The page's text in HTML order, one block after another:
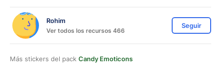
Rohim
Ver todos los recursos 466
Seguir
Más stickers del pack Candy Emoticons